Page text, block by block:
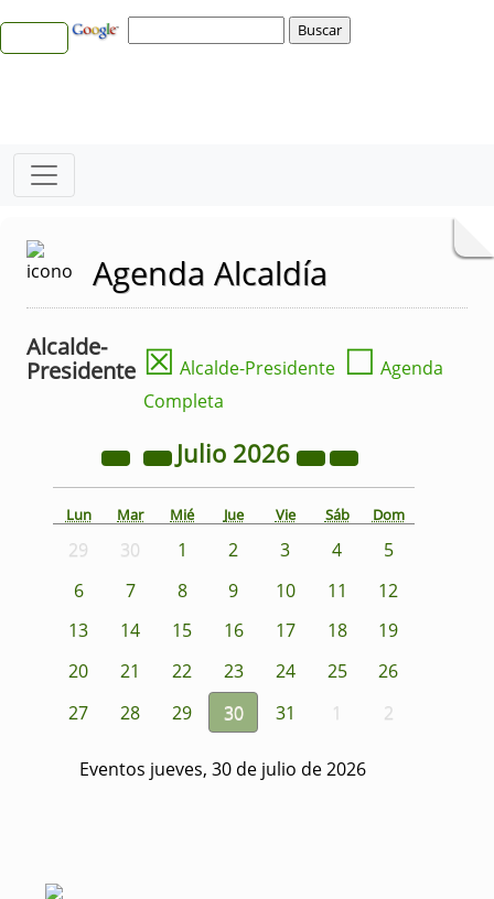
Agenda Alcaldía
Alcalde-
Presidente ☒ Alcalde-Presidente ☐ Agenda
Completa
Julio 2026
Lun Mar Mié Jue Vie Sáb Dom
29 30 1 2 3 4
5
6
7 8 9 10 11
12
13
14 15 16 17 18
19
20
21 22 23 24 25
26
27
28 29 30 31 1 2
Eventos jueves, 30 de julio de 2026